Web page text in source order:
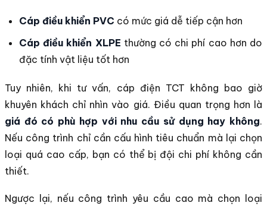
Cáp điều khiển PVC có mức giá dễ tiếp cận hơn
Cáp điều khiển XLPE thường có chi phí cao hơn do
đặc tính vật liệu tốt hơn
Tuy nhiên, khi tư vấn, cáp điện TCT không bao giờ
khuyên khách chỉ nhìn vào giá. Điều quan trọng hơn là
giá đó có phù hợp với nhu cầu sử dụng hay không.
Nếu công trình chỉ cần cấu hình tiêu chuẩn mà lại chọn
loại quá cao cấp, bạn có thể bị đội chi phí không cần
thiết.
Ngược lại, nếu công trình yêu cầu cao mà chọn loại